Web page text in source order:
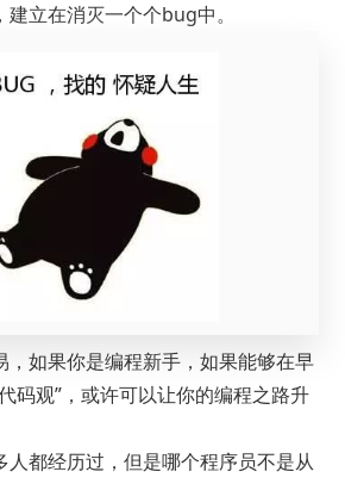
立在消灭一个个bug中。
，如果你是编程新手，如果能够在早
码观”，或许可以让你的编程之路升
人都经历过，但是哪个程序员不是从